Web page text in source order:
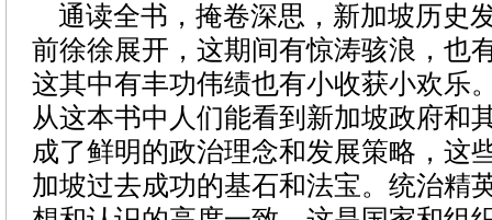
通读全书，掩卷深思，新加坡历史
前徐徐展开，这期间有惊涛骇浪，也
这其中有丰功伟绩也有小收获小欢乐
从这本书中人们能看到新加坡政府和
成了鲜明的政治理念和发展策略，这
加坡过去成功的基石和法宝。统治精